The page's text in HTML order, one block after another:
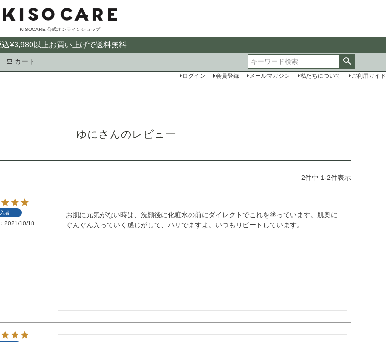
KISOCARE 公式オンラインショップ
込¥3,980以上お買い上げで送料無料
カート
ログイン 会員登録 メールマガジン 私たちについて
ご利用ガイド
ゆにさんのレビュー
2件中 1-2件表示
者
2021/10/18
お肌に元気がない時は、洗顔後に化粧水の前にダイレクトでこれを塗っています。肌奥に
ぐんぐん入っていく感じがして、ハリでますよ。いつもリピートしています。